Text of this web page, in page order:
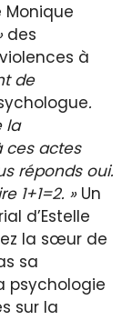
Monique
des
à
de
.
la
ces actes
réponds oui.
1+1=2. »Un
d’Estelle
la sœur de
sa
psychologie
sur la